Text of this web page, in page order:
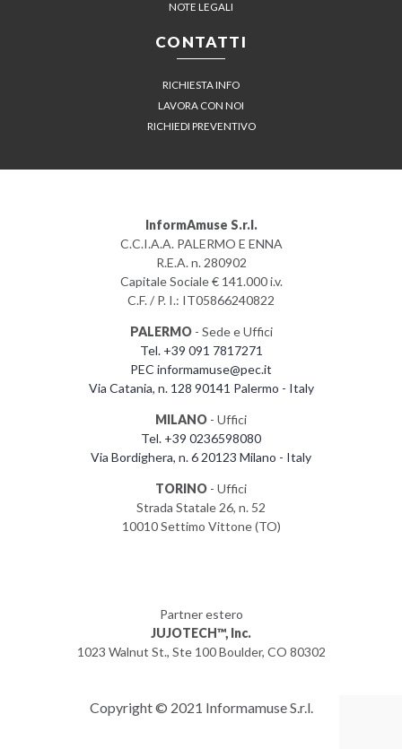
NOTE LEGALI
CONTATTI
RICHIESTA INFO
LAVORA CON NOI
RICHIEDI PREVENTIVO
InformAmuse S.r.l.
C.C.I.A.A. PALERMO E ENNA
R.E.A. n. 280902
Capitale Sociale € 141.000 i.v.
C.F. / P. I.: IT05866240822
PALERMO- Sede e Uffici
Tel. +39 091 7817271
PEC informamuse@pec.it
Via Catania, n. 128 90141 Palermo - Italy
MILANO - Uffici
Tel. +39 0236598080
Via Bordighera, n. 6 20123 Milano - Italy
TORINO - Uffici
Strada Statale 26, n. 52
10010 Settimo Vittone (TO)
Partner estero
JUJOTECH™, Inc.
1023 Walnut St., Ste 100 Boulder, CO 80302
Copyright © 2021 Informamuse S.r.l.